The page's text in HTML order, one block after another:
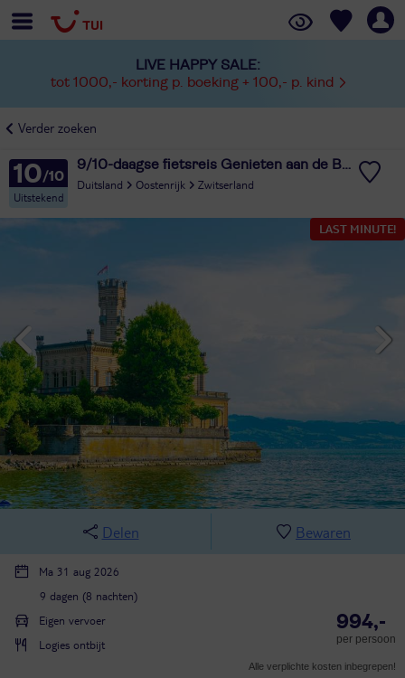
LIVE HAPPY SALE:
tot 1000,- korting p. boeking + 100,- p. kind
Verder zoeken
10
Uitstekend
9/10-daagse fietsreis Genieten aan de Bodensee
Duitsland
Oostenrijk Zwitserland
LAST MINUTE!
Delen Bewaren
Ma 31 aug 2026
9 dagen (8 nachten)
Eigen vervoer
Logies ontbijt
994,-
per persoon
Alle verplichte kosten inbegrepen!